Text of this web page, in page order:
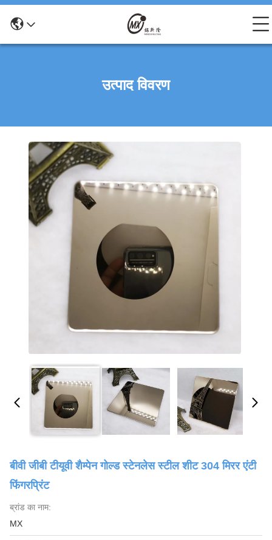
उत्पाद विवरण
बीवी जीबी टीयूवी शैम्पेन गोल्ड स्टेनलेस स्टील शीट 304 मिरर एंटी
फिंगरप्रिंट
ब्रांड का नाम:
MX